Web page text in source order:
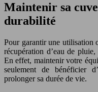
Maintenir sa
durabilité
Pour garantir une utilisation
récupération d’eau de
En effet, maintenir votre
seulement de bénéficier
prolonger sa durée de vie.